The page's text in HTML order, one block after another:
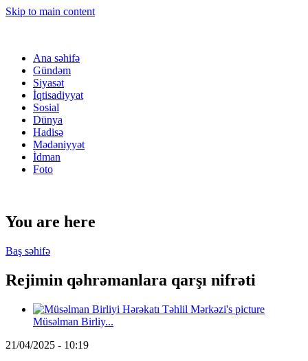
Skip to main content
Ana səhifə
Gündəm
Siyasət
İqtisadiyyat
Sosial
Dünya
Hadisə
Mədəniyyət
İdman
Foto
You are here
Baş səhifə
Rejimin qəhrəmanlara qarşı nifrəti
Müsəlman Birliy...
21/04/2025 - 10:19